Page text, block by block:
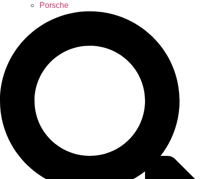
Porsche